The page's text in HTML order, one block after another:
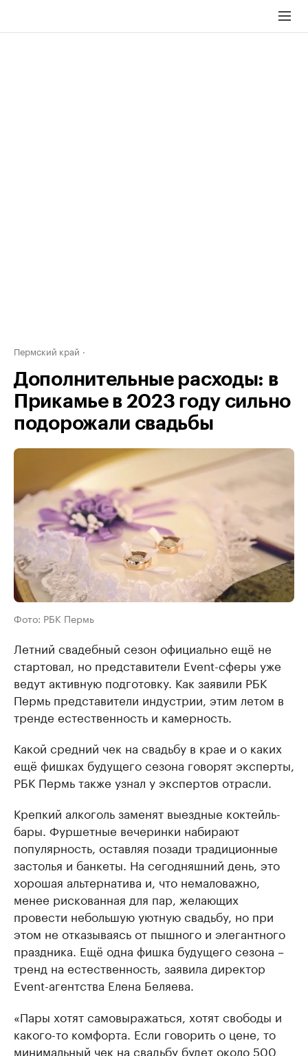
Пермский край
Дополнительные расходы: в
Прикамье в 2023 году сильно
подорожали свадьбы
Фото: РБК Пермь
Летний свадебный сезон официально ещё не
стартовал, но представители Event-сферы уже
ведут активную подготовку. Как заявили РБК
Пермь представители индустрии, этим летом в
тренде естественность и камерность.
Какой средний чек на свадьбу в крае и о каких
ещё фишках будущего сезона говорят эксперты,
РБК Пермь также узнал у экспертов отрасли.
Крепкий алкоголь заменят выездные коктейль-
бары. Фуршетные вечеринки набирают
популярность, оставляя позади традиционные
застолья и банкеты. На сегодняшний день, это
хорошая альтернатива и, что немаловажно,
менее рискованная для пар, желающих
провести небольшую уютную свадьбу, но при
этом не отказываясь от пышного и элегантного
праздника. Ещё одна фишка будущего сезона –
тренд на естественность, заявила директор
Event-агентства Елена Беляева.
«Пары хотят самовыражаться, хотят свободы и
какого-то комфорта. Если говорить о цене, то
минимальный чек на свадьбу будет около 500